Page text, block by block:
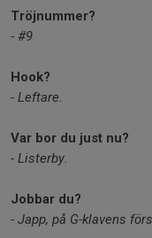
Tröjnummer?
- #9
Hook?
- Leftare.
Var bor du just nu?
- Listerby.
Jobbar du?
- Japp, på G-klavens